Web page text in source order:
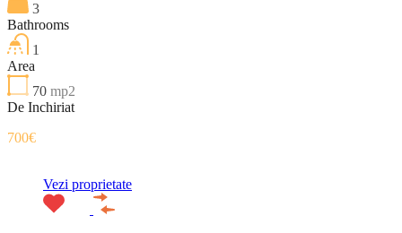
3
Bathrooms
1
Area
70 mp2
De Inchiriat
700€
Vezi proprietate